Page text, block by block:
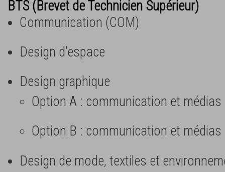
BTS (Brevet de Technicien Supérieur)
Communication (COM)
Design d'espace
Design graphique
Option A : communication et
Option B : communication et
Design de mode, textiles et